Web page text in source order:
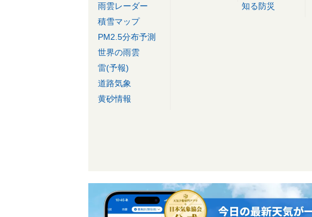
雨雲レーダー
積雪マップ
PM2.5分布予測
世界の雨雲
雷(予報)
道路気象
黄砂情報
知る防災